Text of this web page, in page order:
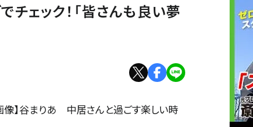
ェック！「皆さんも良い夢
像】谷まりあ 中居さんと過ごす楽しい時